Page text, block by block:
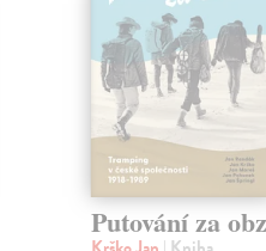
Putování za